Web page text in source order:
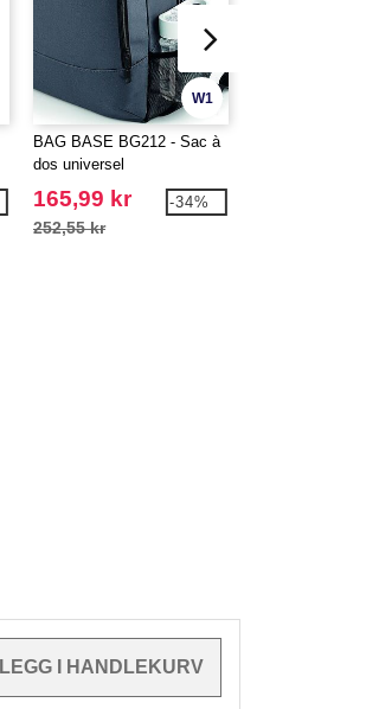
W1
BAG BASE BG212 - Sac à
dos universel
165,99 kr
252,55 kr
-34%